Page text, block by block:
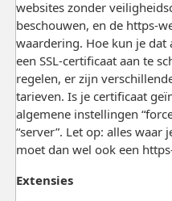
websites zonder
beschouwen, en de https-
waardering. Hoe kun je dat
een SSL-certificaat aan te
regelen, er zijn
tarieven. Is je certificaat
algemene instellingen
“server”. Let op: alles
moet dan wel ook een
Extensies